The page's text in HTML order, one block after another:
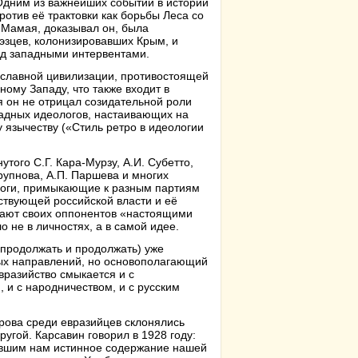
её трактовки как борьбы Леса со
Мамая, доказывал он, была
колонизировавших Крым, и
западными интервентами.
цивилизации, противостоящей
Западу, что также входит в
он не отрицал созидательной роли
идеологов, настаивающих на
(«Стиль ретро в идеологии
С.Г. Кара-Мурзу, А.И. Субетто,
А.П. Паршева и многих
примыкающие к разным партиям
российской власти и её
своих оппонентов «настоящими
не в личностях, а в самой идее.
и продолжать) уже
направлений, но основополагающий
смыкается и с
и с народничеством, и с русским
среди евразийцев склонялись
Карсавин говорил в 1928 году:
нам истинное содержание нашей